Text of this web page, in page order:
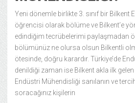
Yeni dönemle birlikte 3. sınıf bir Bilkent
öğrencisi olarak bölüme ve Bilkent’e
edindiğim tecrübelerimi paylaşmadan
bölümünüz ne olursa olsun Bilkentli
ötesinde, doğru karardır. Türkiye’de
denildiği zaman ise Bilkent akla ilk
Endüstri Mühendisliği sanılanın ve
soracağınız kişilerin